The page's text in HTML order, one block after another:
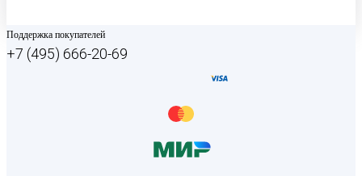
Поддержка покупателей
+7 (495) 666-20-69